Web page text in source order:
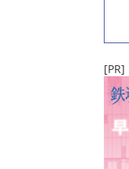
[PR]